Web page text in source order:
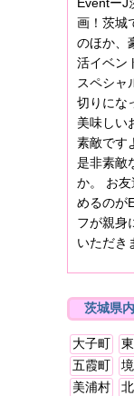
EventーJ
画！茨城
のほか、
活イベン
スペシャ
切りにな
美味しい
素敵です
是非素敵
か。 お
めるのが
フが親身
いただき
茨城県
大子町
五霞町
美浦村